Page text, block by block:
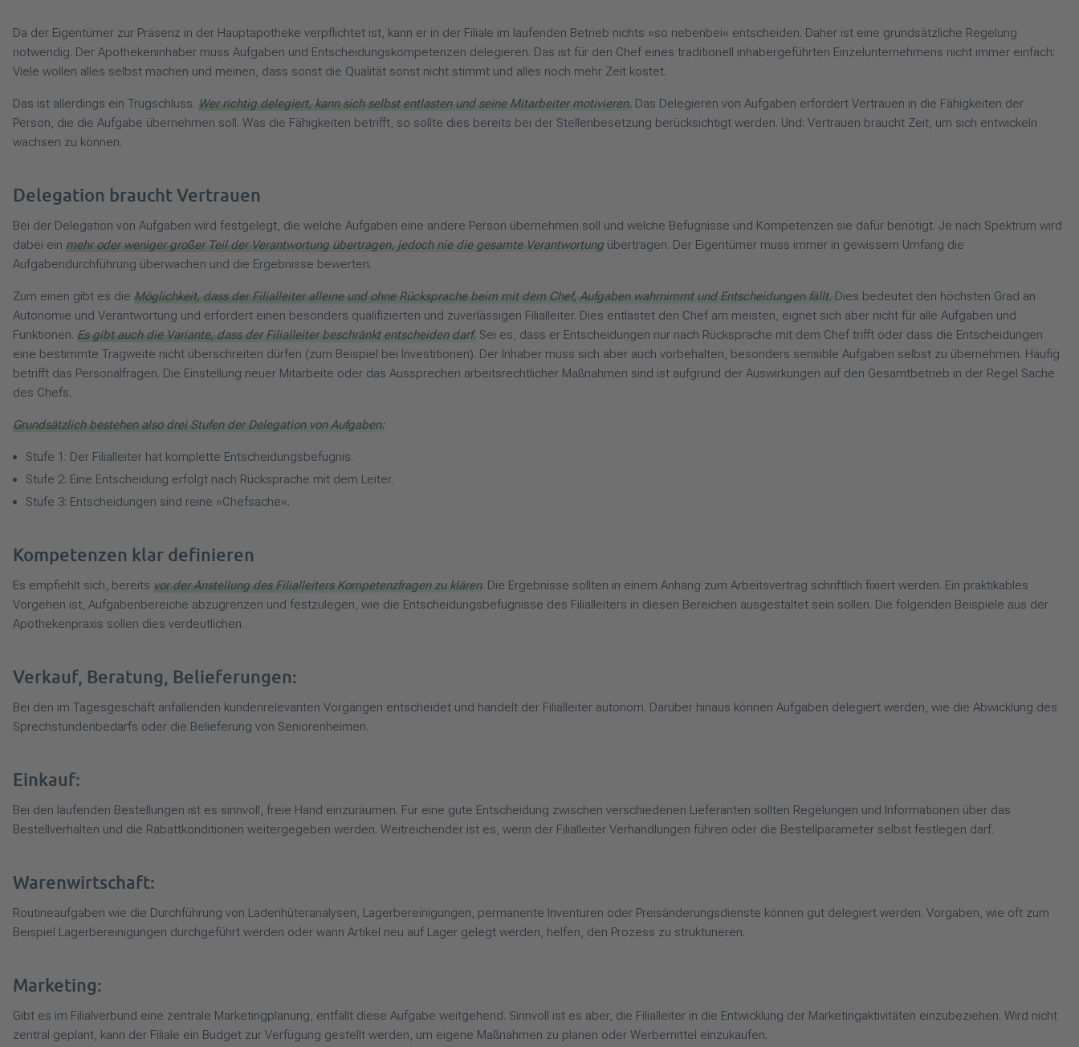
Da der Eigentümer zur Präsenz in der Hauptapotheke verpflichtet ist, kann er in der Filiale im laufenden Betrieb nichts »so nebenbei« entscheiden. Daher ist eine grundsätzliche Regelung
notwendig. Der Apothekeninhaber muss Aufgaben und Entscheidungskompetenzen delegieren. Das ist für den Chef eines traditionell inhabergeführten Einzelunternehmens nicht immer einfach:
Viele wollen alles selbst machen und meinen, dass sonst die Qualität sonst nicht stimmt und alles noch mehr Zeit kostet.
Das ist allerdings ein Trugschluss. Wer richtig delegiert, kann sich selbst entlasten und seine Mitarbeiter motivieren. Das Delegieren von Aufgaben erfordert Vertrauen in die Fähigkeiten der
Person, die die Aufgabe übernehmen soll. Was die Fähigkeiten betrifft, so sollte dies bereits bei der Stellenbesetzung berücksichtigt werden. Und: Vertrauen braucht Zeit, um sich entwickeln
wachsen zu können.
Delegation braucht Vertrauen
Bei der Delegation von Aufgaben wird festgelegt, die welche Aufgaben eine andere Person übernehmen soll und welche Befugnisse und Kompetenzen sie dafür benötigt. Je nach Spektrum wird
dabei ein mehr oder weniger großer Teil der Verantwortung übertragen, jedoch nie die gesamte Verantwortung übertragen. Der Eigentümer muss immer in gewissem Umfang die
Aufgabendurchführung überwachen und die Ergebnisse bewerten.
Zum einen gibt es die Möglichkeit, dass der Filialleiter alleine und ohne Rücksprache beim mit dem Chef, Aufgaben wahrnimmt und Entscheidungen fällt. Dies bedeutet den höchsten Grad an
Autonomie und Verantwortung und erfordert einen besonders qualifizierten und zuverlässigen Filialleiter. Dies entlastet den Chef am meisten, eignet sich aber nicht für alle Aufgaben und
Funktionen. Es gibt auch die Variante, dass der Filialleiter beschränkt entscheiden darf. Sei es, dass er Entscheidungen nur nach Rücksprache mit dem Chef trifft oder dass die Entscheidungen
eine bestimmte Tragweite nicht überschreiten dürfen (zum Beispiel bei Investitionen). Der Inhaber muss sich aber auch vorbehalten, besonders sensible Aufgaben selbst zu übernehmen. Häufig
betrifft das Personalfragen. Die Einstellung neuer Mitarbeite oder das Aussprechen arbeitsrechtlicher Maßnahmen sind ist aufgrund der Auswirkungen auf den Gesamtbetrieb in der Regel Sache
des Chefs.
Grundsätzlich bestehen also drei Stufen der Delegation von Aufgaben:
Stufe 1: Der Filialleiter hat komplette Entscheidungsbefugnis.
Stufe 2: Eine Entscheidung erfolgt nach Rücksprache mit dem Leiter.
Stufe 3: Entscheidungen sind reine »Chefsache«.
Kompetenzen klar definieren
Es empfiehlt sich, bereits vor der Anstellung des Filialleiters Kompetenzfragen zu klären. Die Ergebnisse sollten in einem Anhang zum Arbeitsvertrag schriftlich fixiert werden. Ein praktikables
Vorgehen ist, Aufgabenbereiche abzugrenzen und festzulegen, wie die Entscheidungsbefugnisse des Filialleiters in diesen Bereichen ausgestaltet sein sollen. Die folgenden Beispiele aus der
Apothekenpraxis sollen dies verdeutlichen.
Verkauf, Beratung, Belieferungen:
Bei den im Tagesgeschäft anfallenden kundenrelevanten Vorgängen entscheidet und handelt der Filialleiter autonom. Darüber hinaus können Aufgaben delegiert werden, wie die Abwicklung des
Sprechstundenbedarfs oder die Belieferung von Seniorenheimen.
Einkauf:
Bei den laufenden Bestellungen ist es sinnvoll, freie Hand einzuräumen. Für eine gute Entscheidung zwischen verschiedenen Lieferanten sollten Regelungen und Informationen über das
Bestellverhalten und die Rabattkonditionen weitergegeben werden. Weitreichender ist es, wenn der Filialleiter Verhandlungen führen oder die Bestellparameter selbst festlegen darf.
Warenwirtschaft:
Routineaufgaben wie die Durchführung von Ladenhüteranalysen, Lagerbereinigungen, permanente Inventuren oder Preisänderungsdienste können gut delegiert werden. Vorgaben, wie oft zum
Beispiel Lagerbereinigungen durchgeführt werden oder wann Artikel neu auf Lager gelegt werden, helfen, den Prozess zu strukturieren.
Marketing:
Gibt es im Filialverbund eine zentrale Marketingplanung, entfällt diese Aufgabe weitgehend. Sinnvoll ist es aber, die Filialleiter in die Entwicklung der Marketingaktivitäten einzubeziehen. Wird nicht
zentral geplant, kann der Filiale ein Budget zur Verfügung gestellt werden, um eigene Maßnahmen zu planen oder Werbemittel einzukaufen.